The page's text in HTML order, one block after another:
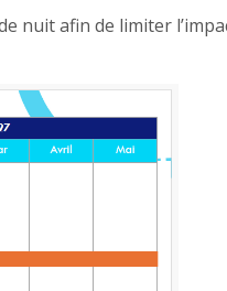
nuit afin de limiter